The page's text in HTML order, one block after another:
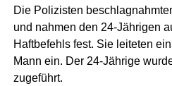
Die Polizisten
und nahmen den 24-Jährigen
Haftbefehls fest. Sie leiteten
Mann ein. Der 24-Jährige
zugeführt.